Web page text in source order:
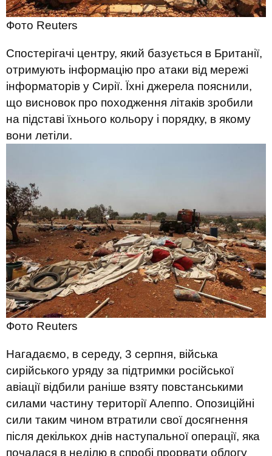
Фото Reuters
Спостерігачі центру, який базується в Британії,
отримують інформацію про атаки від мережі
інформаторів у Сирії. Їхні джерела пояснили,
що висновок про походження літаків зробили
на підставі їхнього кольору і порядку, в якому
вони летіли.
Фото Reuters
Нагадаємо, в середу, 3 серпня, війська
сирійського уряду за підтримки російської
авіації відбили раніше взяту повстанськими
силами частину території Алеппо. Опозиційні
сили таким чином втратили свої досягнення
після декількох днів наступальної операції, яка
почалася в неділю в спробі прорвати облогу